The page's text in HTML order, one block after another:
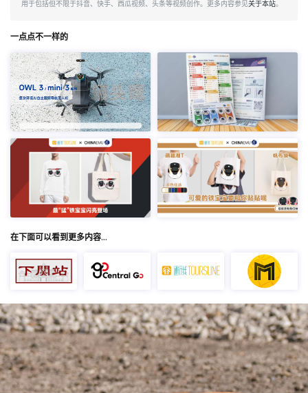
用于包括但不限于抖音、快手、西瓜视频、头条等视频创作。更多内容参见关于本站。
一点点不一样的
在下面可以看到更多内容…